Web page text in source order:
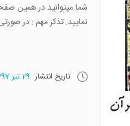
شما میتوانید در همین
نمایید. تذکر مهم : در
تاریخ انتشار 29 تیر 1397